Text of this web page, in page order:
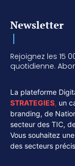
Newsletter
Rejoignez les 15
quotidienne.
La plateforme
STRATEGIES, un
branding, de
secteur des TIC,
Vous souhaitez
des secteurs